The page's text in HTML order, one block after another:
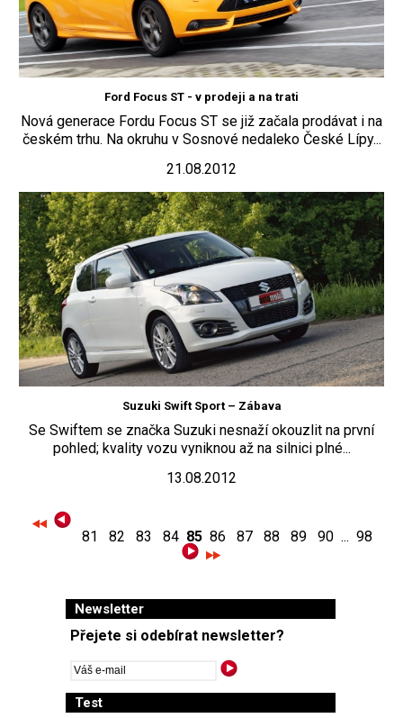
Ford Focus ST - v prodeji a na trati
Nová generace Fordu Focus ST se již začala prodávat i na
českém trhu. Na okruhu v Sosnové nedaleko České Lípy...
21.08.2012
Suzuki Swift Sport – Zábava
Se Swiftem se značka Suzuki nesnaží okouzlit na první
pohled; kvality vozu vyniknou až na silnici plné...
13.08.2012
81 82 83 84 85 86 87 88 89 90 ... 98
Newsletter
Přejete si odebírat newsletter?
Test